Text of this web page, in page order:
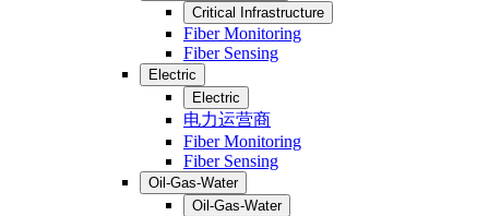
Critical Infrastructure
Fiber Monitoring
Fiber Sensing
Electric
Electric
电力运营商
Fiber Monitoring
Fiber Sensing
Oil-Gas-Water
Oil-Gas-Water